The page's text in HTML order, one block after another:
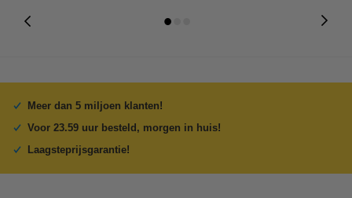
Meer dan 5 miljoen klanten!
Voor 23.59 uur besteld, morgen in huis!
Laagsteprijsgarantie!